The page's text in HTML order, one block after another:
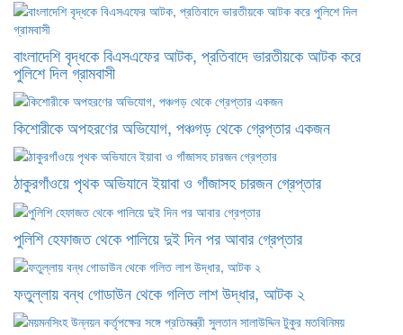
বাংলাদেশি বৃদ্ধকে বিএসএফের আটক, প্রতিবাদে ভারতীয়কে আটক করে
পুলিশে দিল গ্রামবাসী
কিশোরীকে অপহরণের অভিযোগ, পঞ্চগড় থেকে গ্রেপ্তার একজন
ঠাকুরগাঁওয়ে পৃথক অভিযানে ইয়াবা ও গাঁজাসহ চারজন গ্রেপ্তার
পুলিশি হেফাজত থেকে পালিয়ে দুই দিন পর আবার গ্রেপ্তার
ফতুল্লায় বন্ধ গোডাউন থেকে গলিত লাশ উদ্ধার, আটক ২